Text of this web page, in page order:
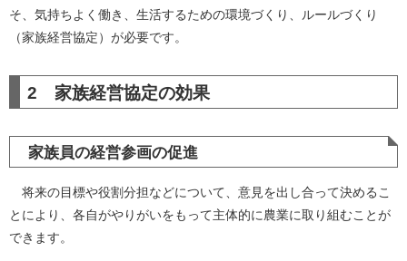
そ、気持ちよく働き、生活するための環境づくり、ルールづくり
（家族経営協定）が必要です。
2 家族経営協定の効果
家族員の経営参画の促進
将来の目標や役割分担などについて、意見を出し合って決めるこ
とにより、各自がやりがいをもって主体的に農業に取り組むことが
できます。